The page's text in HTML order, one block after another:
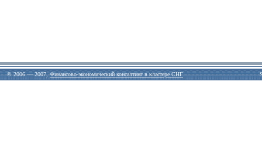
© 2006 — 2007,Финансово-экономический консалтинг в кластере СНГ